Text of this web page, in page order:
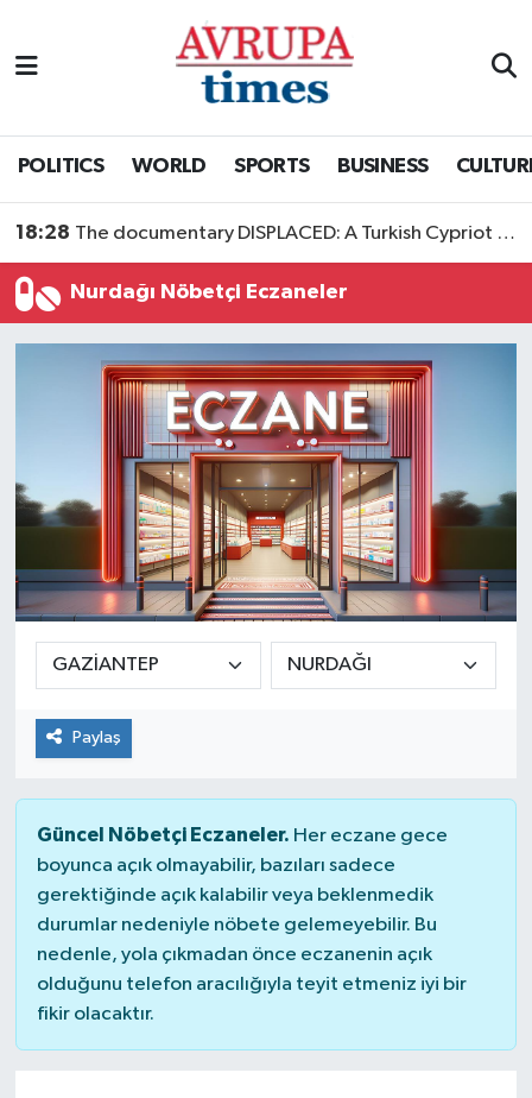
POLITICS WORLD SPORTS BUSINESS
18:28 The documentary DISPLACED: A Turkish Cypriot Story is now available to watch
Nurdağı Nöbetçi Eczaneler
Paylaş
Güncel Nöbetçi Eczaneler. Her eczane gece
boyunca açık olmayabilir, bazıları sadece
gerektiğinde açık kalabilir veya beklenmedik
durumlar nedeniyle nöbete gelemeyebilir. Bu
nedenle, yola çıkmadan önce eczanenin açık
olduğunu telefon aracılığıyla teyit etmeniz iyi bir
fikir olacaktır.
Nöbetçi Eczaneler
Tüm Manşetler
Son Dakika Haberleri
Haber Arşivi